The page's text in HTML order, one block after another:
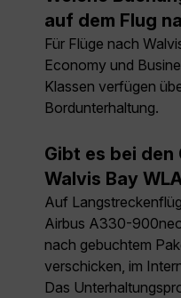
auf dem Flug
Für Flüge nach
Economy und
Klassen verfügen
Bordunterhaltung.
Gibt es bei
Walvis Bay
Auf
Airbus A330-
nach gebuchtem
verschicken, im
Das